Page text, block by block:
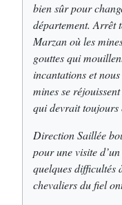
bien sûr pour
département. Arrêt
Marzan où les
gouttes qui
incantations et
mines se
qui devrait toujours
Direction Saillée
pour une visite
quelques difficultés
chevaliers du fiel